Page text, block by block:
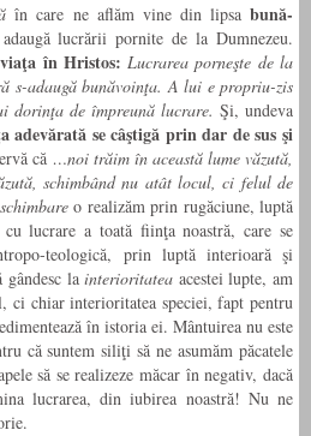
în care ne aflăm vine din lipsabună-
lucrării pornite de la Dumnezeu.
în Hristos: Lucrarea porneşte de la
s-adaugă bunăvoinţa. A lui e propriu-zis
dorinţa de împreună lucrare. Şi, undeva
adevărată se câştigă prin dar de sus şi
că …noi trăim în această lume văzută,
schimbând nu atât locul, ci felul de
schimbare o realizăm prin rugăciune, luptă
lucrare a toată fiinţa noastră, care se
teologică, prin luptă interioară şi
gândesc lainterioritatea acestei lupte, am
ci chiar interioritatea speciei, fapt pentru
în istoria ei. Mântuirea nu este
că suntem siliţi să ne asumăm păcatele
să se realizeze măcar în negativ, dacă
lucrarea, din iubirea noastră! Nu ne